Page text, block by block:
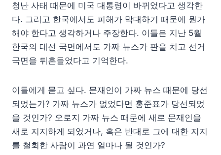
청난 사태 때문에 미국 대통령이 바뀌었다고 생각한
다. 그리고 한국에서도 피해가 막대하기 때문에 뭔가
해야 한다고 생각하거나 주장한다. 이들은 지난 5월
한국의 대선 국면에서도 가짜 뉴스가 판을 치고 선거
국면을 뒤흔들었다고 기억한다.
이들에게 묻고 싶다. 문재인이 가짜 뉴스 때문에 당선
되었는가? 가짜 뉴스가 없었다면 홍준표가 당선되었
을 것인가? 오로지 가짜 뉴스 때문에 새로 문재인을
새로 지지하게 되었거나, 혹은 반대로 그에 대한 지지
를 철회한 사람이 과연 얼마나 될 것인가?